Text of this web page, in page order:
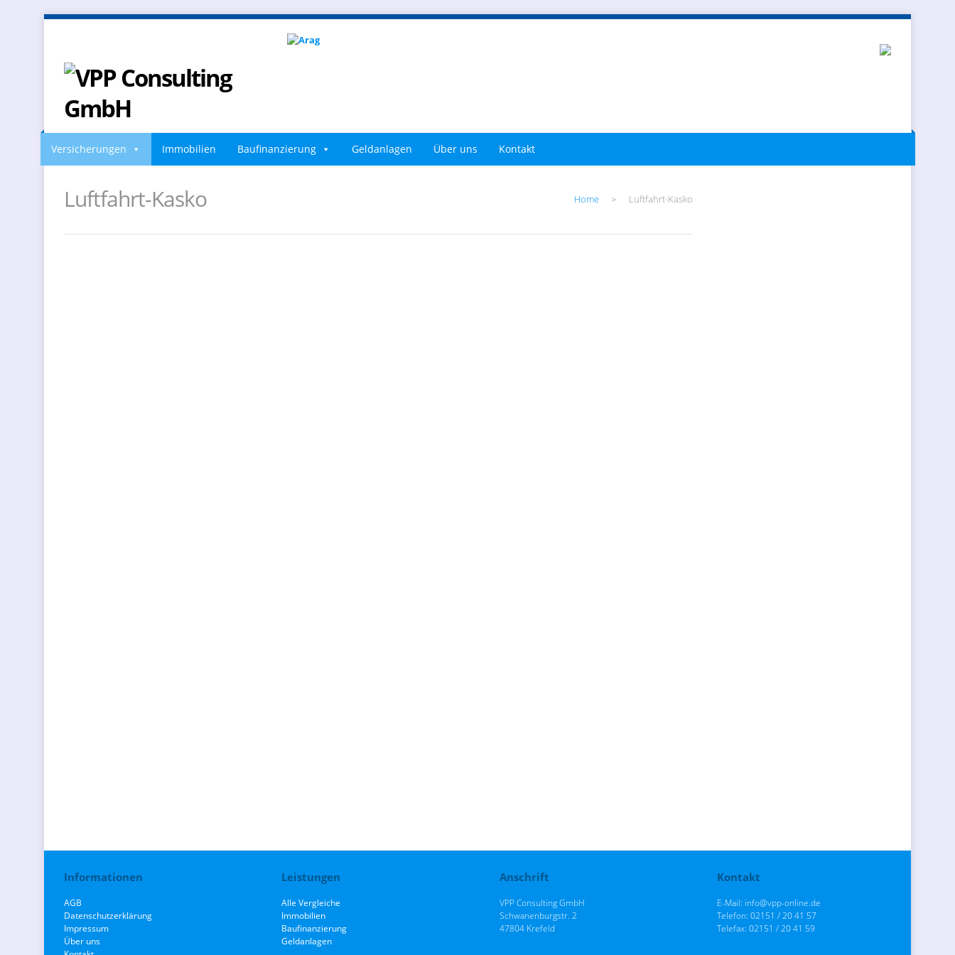
Versicherungen Immobilien Baufinanzierung Geldanlagen Über uns Kontakt
Luftfahrt-Kasko Home > Luftfahrt-Kasko
Informationen
AGB
Datenschutzerklärung
Impressum
Über uns
Leistungen
Alle Vergleiche
Immobilien
Baufinanzierung
Geldanlagen
Anschrift
VPP Consulting GmbH
Schwanenburgstr. 2
47804 Krefeld
Kontakt
E-Mail: info@vpp-online.de
Telefon: 02151 / 20 41 57
Telefax: 02151 / 20 41 59